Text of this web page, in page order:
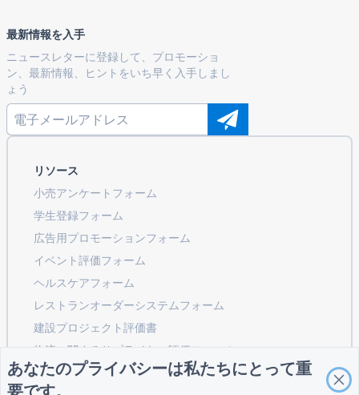
最新情報を入手
ニュースレターに登録して、プロモーショ
ン、最新情報、ヒントをいち早く入手しまし
ょう
リソース
小売アンケートフォーム
学生登録フォーム
広告用プロモーションフォーム
イベント評価フォーム
ヘルスケアフォーム
レストランオーダーシステムフォーム
建設プロジェクト評価書
物流に関するサプライヤー評価フォーム
公共事業向けサービスリクエストフォーム
あなたのプライバシーは私たちにとって重
要です。